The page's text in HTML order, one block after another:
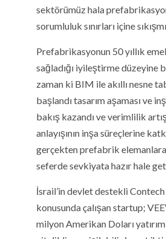
sektörümüz hala
sorumluluk sınırları içine
Prefabrikasyonun 50 yıllık
sağladığı iyileştirme düzeyine
zaman ki BIM ile akıllı nesne
başlandı tasarım aşaması ve
bakış kazandı ve verimlilik
anlayışının inşa süreçlerine
gerçekten prefabrik
seferde sevkiyata hazır hale
İsrail’in devlet destekli
konusunda çalışan startup;
milyon Amerikan Doları